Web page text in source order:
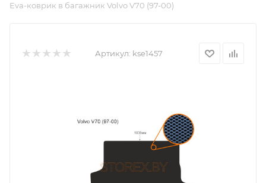
Eva-коврик в багажник Volvo V70 (97-00)
Артикул: kse1457